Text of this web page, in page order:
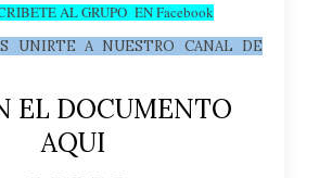
AL GRUPO EN Facebook
UNIRTE A NUESTRO CANAL DE
EL DOCUMENTO
AQUI